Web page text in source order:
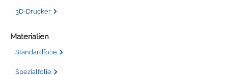
3D-Drucker
Materialien
Standardfolie
Spezialfolie